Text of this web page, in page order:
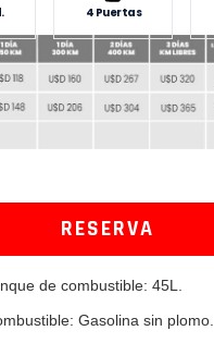
4 Puertas
RESERVA
de combustible: 45L.
Gasolina sin plomo.